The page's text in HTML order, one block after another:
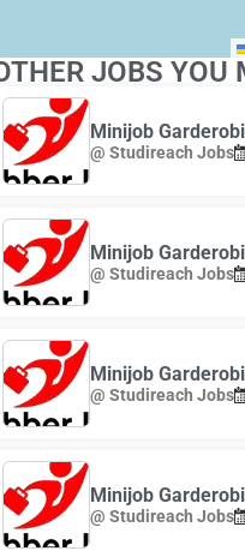
JOBS YOU
Minijob
@ Studireach Jobs
Minijob
@ Studireach Jobs
Minijob
@ Studireach Jobs
Minijob
@ Studireach Jobs